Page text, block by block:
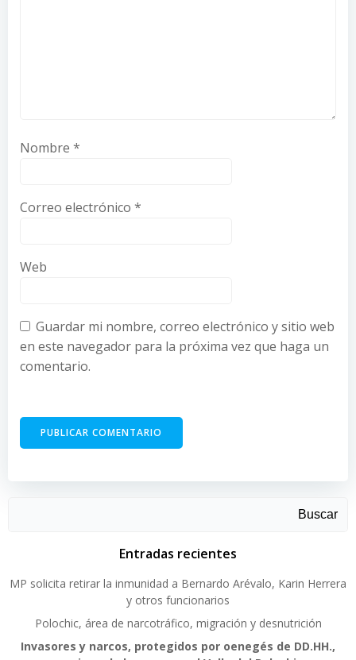
Nombre *
Correo electrónico *
Web
Guardar mi nombre, correo electrónico y sitio web
en este navegador para la próxima vez que haga un
comentario.
Buscar
Entradas recientes
MP solicita retirar la inmunidad a Bernardo Arévalo, Karin Herrera
y otros funcionarios
Polochic, área de narcotráfico, migración y desnutrición
Invasores y narcos, protegidos por oenegés de DD.HH.,